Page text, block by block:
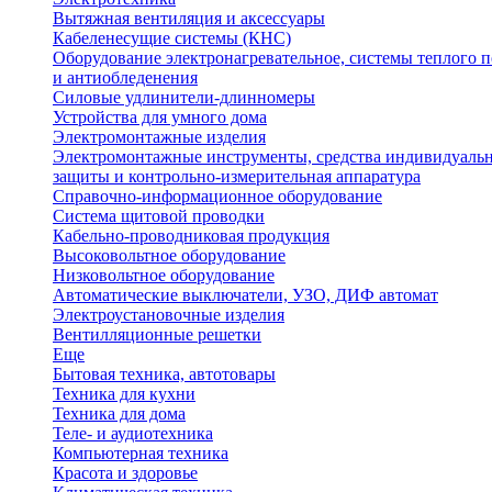
Вытяжная вентиляция и аксессуары
Кабеленесущие системы (КНС)
Оборудование электронагревательное, системы теплого
и антиобледенения
Силовые удлинители-длинномеры
Устройства для умного дома
Электромонтажные изделия
Электромонтажные инструменты, средства
защиты и контрольно-измерительная аппаратура
Справочно-информационное оборудование
Система щитовой проводки
Кабельно-проводниковая продукция
Высоковольтное оборудование
Низковольтное оборудование
Автоматические выключатели, УЗО, ДИФ автомат
Электроустановочные изделия
Вентилляционные решетки
Еще
Бытовая техника, автотовары
Техника для кухни
Техника для дома
Теле- и аудиотехника
Компьютерная техника
Красота и здоровье